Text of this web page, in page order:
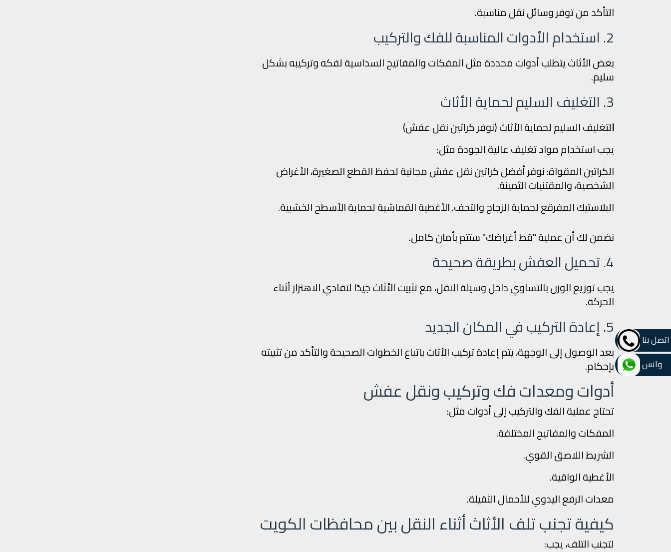
التأكد من توفر وسائل نقل مناسبة.
2. استخدام الأدوات المناسبة للفك والتركيب
بعض الأثاث يتطلب أدوات محددة مثل المفكات والمفاتيح السداسية لفكه وتركيبه بشكل
سليم.
3. التغليف السليم لحماية الأثاث
التغليف السليم لحماية الأثاث (نوفر كراتين نقل عفش)
يجب استخدام مواد تغليف عالية الجودة مثل:
الكراتين المقواة: نوفر أفضل كراتين نقل عفش مجانية لحفظ القطع الصغيرة، الأغراض
الشخصية، والمقتنيات الثمينة.
البلاستيك المفرقع لحماية الزجاج والتحف.الأغطية القماشية لحماية الأسطح الخشبية.
نضمن لك أن عملية "قط أغراضك" ستتم بأمان كامل.
4. تحميل العفش بطريقة صحيحة
يجب توزيع الوزن بالتساوي داخل وسيلة النقل، مع تثبيت الأثاث جيدًا لتفادي الاهتزاز أثناء
الحركة.
5. إعادة التركيب في المكان الجديد
بعد الوصول إلى الوجهة، يتم إعادة تركيب الأثاث باتباع الخطوات الصحيحة والتأكد من تثبيته
بإحكام.
أدوات ومعدات فك وتركيب ونقل عفش
تحتاج عملية الفك والتركيب إلى أدوات مثل:
المفكات والمفاتيح المختلفة.
الشريط اللاصق القوي.
الأغطية الواقية.
معدات الرفع اليدوي للأحمال الثقيلة.
كيفية تجنب تلف الأثاث أثناء النقل بين محافظات الكويت
لتجنب التلف، يجب:
اتصل بنا
واتس